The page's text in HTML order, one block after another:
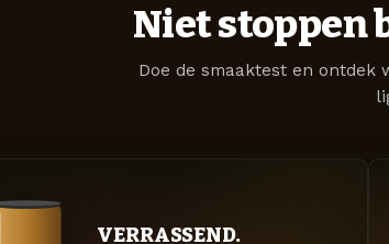
Niet stoppen
Doe de smaaktest en
VERRASSEND.